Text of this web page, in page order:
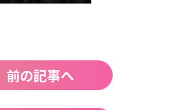
前の記事へ